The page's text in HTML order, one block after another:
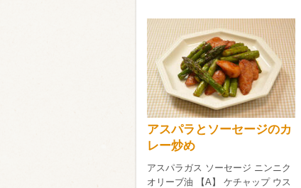
アスパラとソーセージのカ
レー炒め
アスパラガス ソーセージ ニンニク
オリーブ油 【A】 ケチャップ ウス